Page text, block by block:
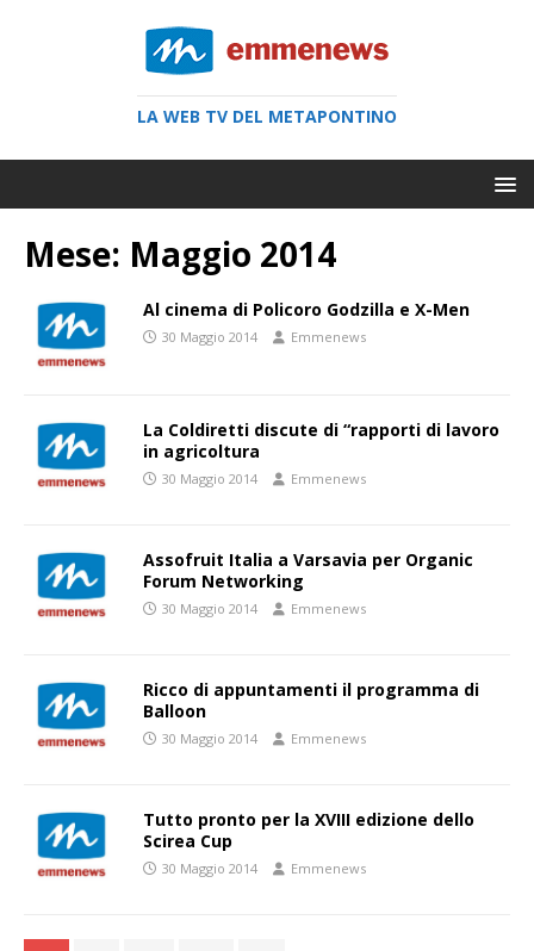
LA WEB TV DEL METAPONTINO
Mese: Maggio 2014
Al cinema di Policoro Godzilla e X-Men
30 Maggio 2014 Emmenews
La Coldiretti discute di “rapporti di lavoro
in agricoltura
30 Maggio 2014 Emmenews
Assofruit Italia a Varsavia per Organic
Forum Networking
30 Maggio 2014 Emmenews
Ricco di appuntamenti il programma di
Balloon
30 Maggio 2014 Emmenews
Tutto pronto per la XVIII edizione dello
Scirea Cup
30 Maggio 2014 Emmenews